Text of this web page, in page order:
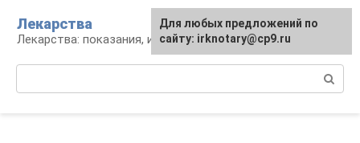
контенту
Лекарства
Лекарства: показания, инструкция, аналоги
Для любых предложений по
сайту: irknotary@cp9.ru